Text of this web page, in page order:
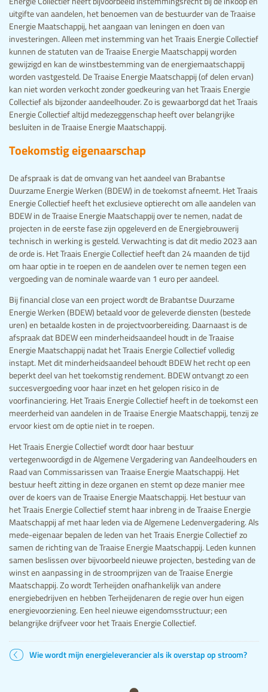
uitgifte van aandelen, het benoemen van de bestuurder van de Traaise
Energie Maatschappij, het aangaan van leningen en doen van
investeringen. Alleen met instemming van het Traais Energie Collectief
kunnen de statuten van de Traaise Energie Maatschappij worden
gewijzigd en kan de winstbestemming van de energiemaatschappij
worden vastgesteld. De Traaise Energie Maatschappij (of delen ervan)
kan niet worden verkocht zonder goedkeuring van het Traais Energie
Collectief als bijzonder aandeelhouder. Zo is gewaarborgd dat het Traais
Energie Collectief altijd medezeggenschap heeft over belangrijke
besluiten in de Traaise Energie Maatschappij.
Toekomstig eigenaarschap
De afspraak is dat de omvang van het aandeel van Brabantse
Duurzame Energie Werken (BDEW) in de toekomst afneemt. Het Traais
Energie Collectief heeft het exclusieve optierecht om alle aandelen van
BDEW in de Traaise Energie Maatschappij over te nemen, nadat de
projecten in de eerste fase zijn opgeleverd en de Energiebrouwerij
technisch in werking is gesteld. Verwachting is dat dit medio 2023 aan
de orde is. Het Traais Energie Collectief heeft dan 24 maanden de tijd
om haar optie in te roepen en de aandelen over te nemen tegen een
vergoeding van de nominale waarde van 1 euro per aandeel.
Bij financial close van een project wordt de Brabantse Duurzame
Energie Werken (BDEW) betaald voor de geleverde diensten (bestede
uren) en betaalde kosten in de projectvoorbereiding. Daarnaast is de
afspraak dat BDEW een minderheidsaandeel houdt in de Traaise
Energie Maatschappij nadat het Traais Energie Collectief volledig
instapt. Met dit minderheidsaandeel behoudt BDEW het recht op een
beperkt deel van het toekomstig rendement. BDEW ontvangt zo een
succesvergoeding voor haar inzet en het gelopen risico in de
voorfinanciering. Het Traais Energie Collectief heeft in de toekomst een
meerderheid van aandelen in de Traaise Energie Maatschappij, tenzij ze
ervoor kiest om de optie niet in te roepen.
Het Traais Energie Collectief wordt door haar bestuur
vertegenwoordigd in de Algemene Vergadering van Aandeelhouders en
Raad van Commissarissen van Traaise Energie Maatschappij. Het
bestuur heeft zitting in deze organen en stemt op deze manier mee
over de koers van de Traaise Energie Maatschappij. Het bestuur van
het Traais Energie Collectief stemt haar inbreng in de Traaise Energie
Maatschappij af met haar leden via de Algemene Ledenvergadering. Als
mede-eigenaar bepalen de leden van het Traais Energie Collectief zo
samen de richting van de Traaise Energie Maatschappij. Leden kunnen
samen beslissen over bijvoorbeeld nieuwe projecten, besteding van de
winst en aanpassing in de stroomprijzen van de Traaise Energie
Maatschappij. Zo wordt Terheijden onafhankelijk van andere
energiebedrijven en hebben Terheijdenaren de regie over hun eigen
energievoorziening. Een heel nieuwe eigendomsstructuur; een
belangrijke drijfveer voor het Traais Energie Collectief.
Wie wordt mijn energieleverancier als ik overstap op stroom?